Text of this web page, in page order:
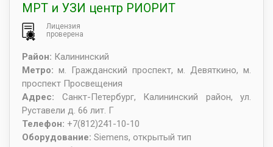
МРТ и УЗИ центр РИОРИТ
Лицензия
проверена
Район: Калининский
Метро: м. Гражданский проспект, м. Девяткино, м.
проспект Просвещения
Адрес: Санкт-Петербург, Калининский район, ул.
Руставели д. 66 лит. Г
Телефон: +7(812)241-10-10
Оборудование: Siemens, открытый тип